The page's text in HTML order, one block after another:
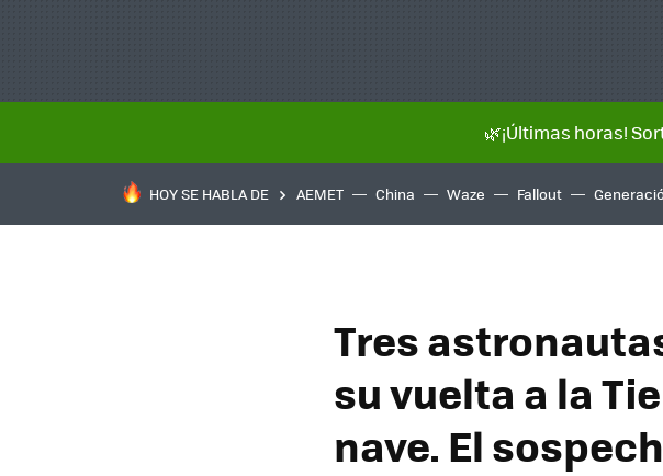
🌿¡Últimas horas!
HOY SE HABLA DE AEMET China Waze Fallout
Tres
su vuelta a la
nave. El